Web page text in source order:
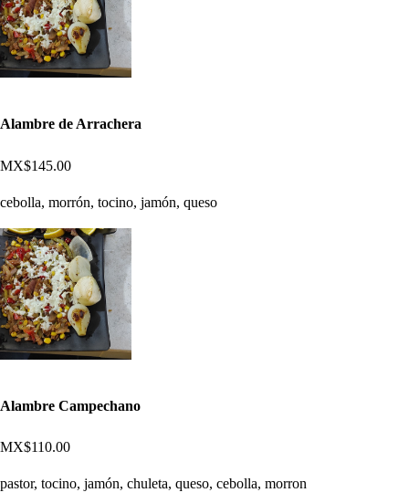
Alambre de Arrachera
MX$145.00
cebolla, morrón, tocino, jamón, queso
Alambre Campechano
MX$110.00
pastor, tocino, jamón, chuleta, queso, cebolla, morron